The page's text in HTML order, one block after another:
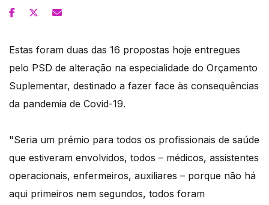
Estas foram duas das 16 propostas hoje entregues
pelo PSD de alteração na especialidade do Orçamento
Suplementar, destinado a fazer face às consequências
da pandemia de Covid-19.
"Seria um prémio para todos os profissionais de saúde
que estiveram envolvidos, todos – médicos, assistentes
operacionais, enfermeiros, auxiliares – porque não há
aqui primeiros nem segundos, todos foram